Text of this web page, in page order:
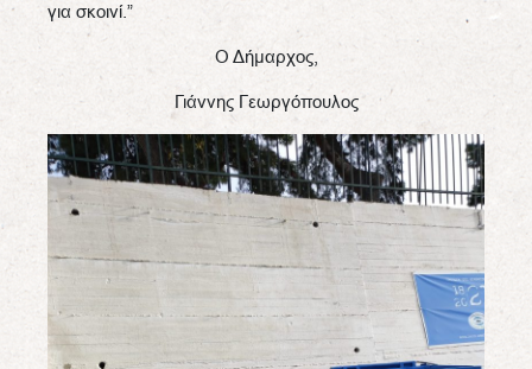
για σκοινί.”
Ο Δήμαρχος,
Γιάννης Γεωργόπουλος